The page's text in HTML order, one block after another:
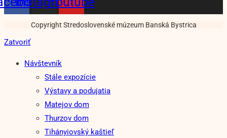
Copyright Stredoslovenské múzeum Banská Bystrica
Zatvoriť
Návštevník
Stále expozície
Výstavy a podujatia
Matejov dom
Thurzov dom
Tihányiovský kaštieľ